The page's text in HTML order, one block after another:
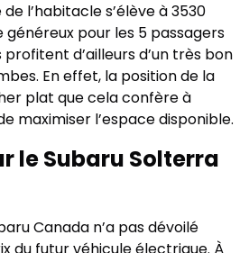
l’habitacle s’élève à 3530
généreux pour les 5 passagers
d’ailleurs d’un très bon
En effet, la position de la
plat que cela confère à
maximiser l’espace disponible.
le Subaru Solterra
Canada n’a pas dévoilé